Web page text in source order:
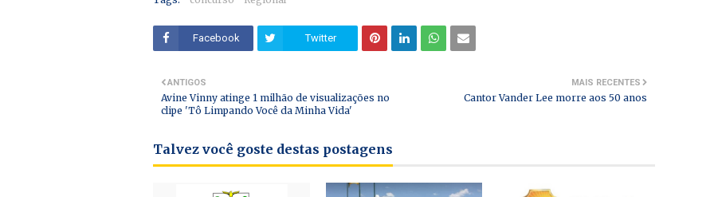
Facebook Twitter
MAIS RECENTES
Cantor Vander Lee morre aos 50 anos
ANTIGOS
Avine Vinny atinge 1 milhão de visualizações no
clipe 'Tô Limpando Você da Minha Vida'
Talvez você goste destas postagens